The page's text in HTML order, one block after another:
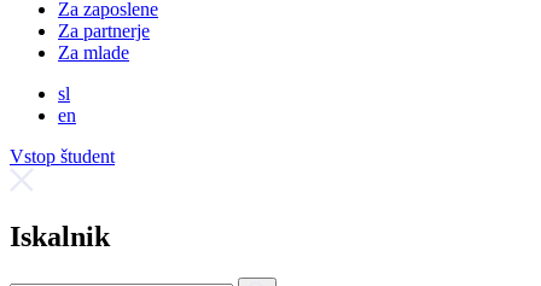
Za zaposlene
Za partnerje
Za mlade
sl
en
Vstop študent
Iskalnik